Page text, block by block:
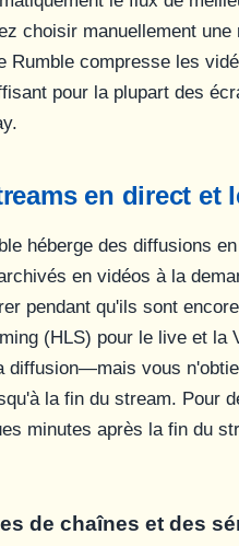
choisir manuellement
Rumble compresse les
pour la plupart des
en direct et
héberge des diffusions
en vidéos à la
pendant qu'ils sont
(HLS) pour le live et la
diffusion—mais vous
la fin du stream. Pour
minutes après la fin du
de chaînes et des